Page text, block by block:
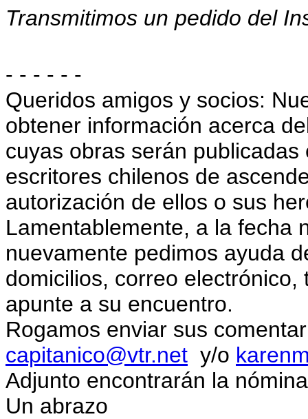
Transmitimos un pedido del
- - - - - -
Queridos amigos y socios:
obtener información acerca
cuyas obras serán
escritores chilenos de
autorización de ellos o sus
Lamentablemente, a la fecha
nuevamente pedimos ayuda
domicilios, correo
apunte a su encuentro.
Rogamos enviar sus
capitanico@vtr.net y/o
Adjunto encontrarán la
Un abrazo